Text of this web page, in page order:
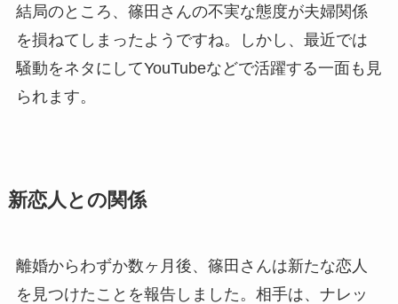
結局のところ、篠田さんの不実な態度が夫婦関係
を損ねてしまったようですね。しかし、最近では
騒動をネタにしてYouTubeなどで活躍する一面も見
られます。
新恋人との関係
離婚からわずか数ヶ月後、篠田さんは新たな恋人
を見つけたことを報告しました。相手は、ナレッ